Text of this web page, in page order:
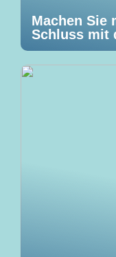
Machen Sie
Schluss mit